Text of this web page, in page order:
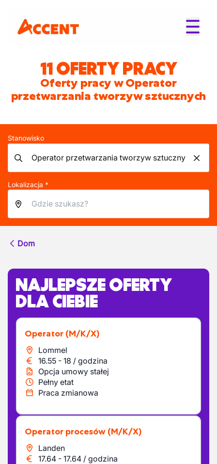
11 OFERTY PRACY
Oferty pracy w Operator
przetwarzania tworzyw sztucznych
Stanowisko
Lokalizacja *
Dom
NAJLEPSZE OFERTY
DLA CIEBIE
Operator (M/K/X)
Lommel
16.55 - 18 / godzina
Opcja umowy stałej
Pełny etat
Praca zmianowa
Operator procesów (M/K/X)
Landen
17.64 - 17.64 / godzina